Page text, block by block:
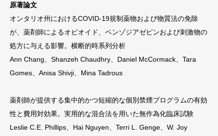
原著論文
オンタリオ州におけるCOVID-19規制薬物および物質法の免除
が、薬剤師によるオピオイド、ベンゾジアゼピンおよび刺激物の
処方に与える影響。横断的時系列分析
Ann Chang、Shanzeh Chaudhry、Daniel McCormack、Tara
Gomes、Anisa Shivji、Mina Tadrous
薬剤師が提供する集中的かつ短縮的な個別禁煙プログラムの有効
性と費用対効果。実用的な混合法を用いた無作為化臨床試験
Leslie C.E. Phillips、Hai Nguyen、Terri L. Genge、W. Joy